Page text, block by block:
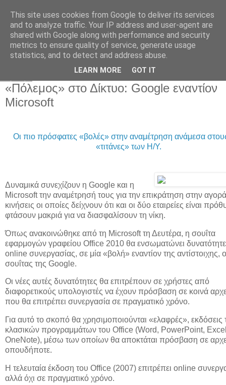
«Πόλεμος» στο Δίκτυο: Google εναντίον
Microsoft
Οι πιο πρόσφατες «βολές» στην αναμέτρηση ανάμεσα
«τιτάνες» των Η/Υ.
Δυναμικά συνεχίζουν η Google και η
Microsoft την αναμέτρησή τους για την επικράτηση στην
κινήσεις οι οποίες δείχνουν ότι και οι δύο εταιρείες είναι
φτάσουν μακριά για να διασφαλίσουν τη νίκη.
Όπως ανακοινώθηκε από τη Microsoft τη Δευτέρα, η σουΐτα
εφαρμογών γραφείου Office 2010 θα ενσωματώνει
online συνεργασίας, σε μία «βολή» εναντίον της αντίστοιχης,
σουΐτας της Google.
Οι νέες αυτές δυνατότητες θα επιτρέπουν σε χρήστες από
διαφορετικούς υπολογιστές να έχουν πρόσβαση σε κοινά
που θα επιτρέπει συνεργασία σε πραγματικό χρόνο.
Για αυτό το σκοπό θα χρησιμοποιούνται «ελαφρές», εκδόσεις
κλασικών προγραμμάτων του Office (Word, PowerPoint,
OneNote), μέσω των οποίων θα αποκτάται πρόσβαση σε
οπουδήποτε.
Η τελευταία έκδοση του Office (2007) επιτρέπει online
αλλά όχι σε πραγματικό χρόνο.
This site uses cookies from Google to deliver its services
and to analyze traffic. Your IP address and user-agent are
shared with Google along with performance and security
metrics to ensure quality of service, generate usage
statistics, and to detect and address abuse.
LEARN MORE GOT IT